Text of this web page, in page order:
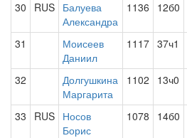
30 RUS Балуева
Александра
1136 12б0
31
Моисеев
Даниил
1117 37ч1
32
Долгушкина
Маргарита
1102 13ч0
33 RUS Носов
Борис
1078 14б0